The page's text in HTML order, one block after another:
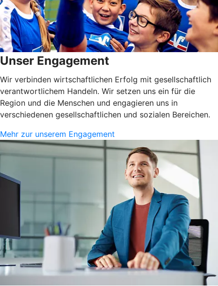
Unser Engagement
Wir verbinden wirtschaftlichen Erfolg mit gesellschaftlich
verantwortlichem Handeln. Wir setzen uns ein für die
Region und die Menschen und engagieren uns in
verschiedenen gesellschaftlichen und sozialen Bereichen.
Mehr zur unserem Engagement